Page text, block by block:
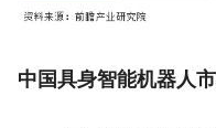
中国具身智能机器人